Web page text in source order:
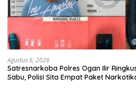
Agustus 6, 2026
Satresnarkoba Polres Ogan Ilir
Sabu, Polisi Sita Empat Paket